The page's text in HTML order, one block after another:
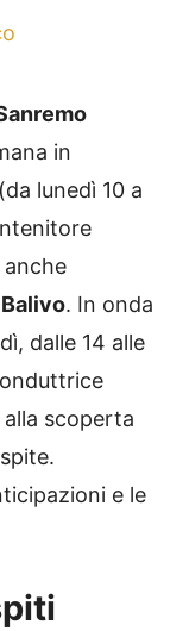
in
(da lunedì 10 a
anche
. In onda
dalle 14 alle
scoperta
e le